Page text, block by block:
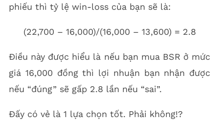
phiếu thì tỷ lệ win-loss của bạn sẽ là:
(22,700 – 16,000)/(16,000 – 13,600) = 2.8
Điều này được hiểu là nếu bạn mua BSR ở mức
giá 16,000 đồng thì lợi nhuận bạn nhận được
nếu “đúng” sẽ gấp 2.8 lần nếu “sai”.
Đấy có vẻ là 1 lựa chọn tốt. Phải không!?